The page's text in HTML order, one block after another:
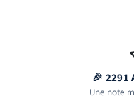
🎉 2291
Une note